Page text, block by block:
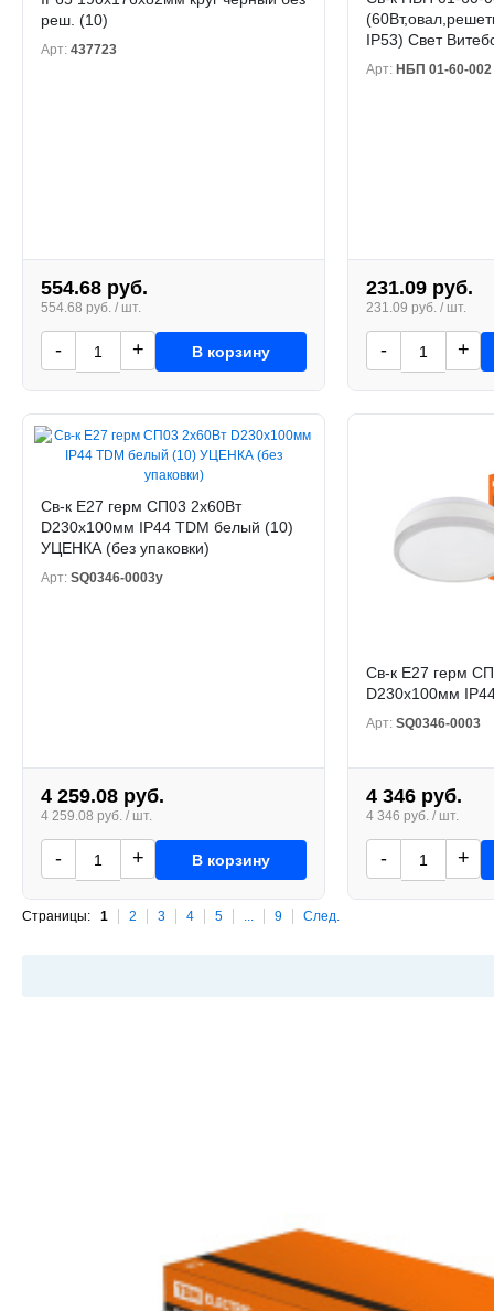
реш. (10)
Арт: 437723
554.68 руб.
554.68 руб. / шт.
- + В корзину
IP53) Свет
Арт: НБП 01-60-002
231.09 руб.
231.09 руб. / шт.
- +
Св-к Е27 герм СП03 2х60Вт
D230x100мм IP44 TDM белый (10)
УЦЕНКА (без упаковки)
Арт: SQ0346-0003у
4 259.08 руб.
4 259.08 руб. / шт.
- + В корзину
Св-к Е27 герм
D230x100мм
Арт: SQ0346-0003
4 346 руб.
4 346 руб. / шт.
- +
Страницы: 1 2 3 4 5 9 След.